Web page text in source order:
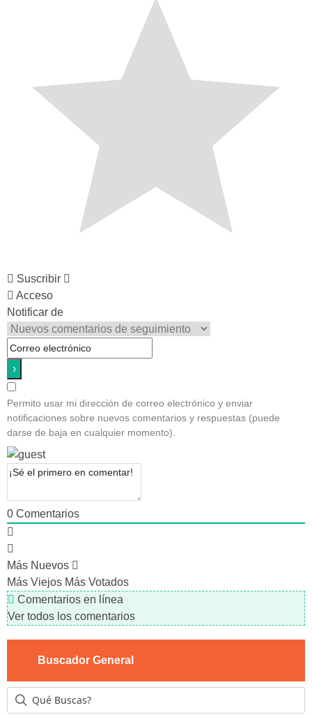
Suscribir
Acceso
Notificar de
Permito usar mi dirección de correo electrónico y enviar
notificaciones sobre nuevos comentarios y respuestas (puede
darse de baja en cualquier momento).
0 Comentarios
Más Nuevos
Más Viejos Más Votados
Comentarios en línea
Ver todos los comentarios
Buscador General